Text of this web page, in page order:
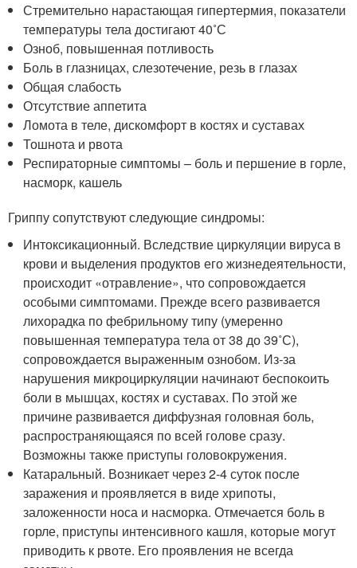
Стремительно нарастающая гипертермия, показатели
температуры тела достигают 40˚С
Озноб, повышенная потливость
Боль в глазницах, слезотечение, резь в глазах
Общая слабость
Отсутствие аппетита
Ломота в теле, дискомфорт в костях и суставах
Тошнота и рвота
Респираторные симптомы – боль и першение в горле,
насморк, кашель
Гриппу сопутствуют следующие синдромы:
Интоксикационный. Вследствие циркуляции вируса в
крови и выделения продуктов его жизнедеятельности,
происходит «отравление», что сопровождается
особыми симптомами. Прежде всего развивается
лихорадка по фебрильному типу (умеренно
повышенная температура тела от 38 до 39˚С),
сопровождается выраженным ознобом. Из-за
нарушения микроциркуляции начинают беспокоить
боли в мышцах, костях и суставах. По этой же
причине развивается диффузная головная боль,
распространяющаяся по всей голове сразу.
Возможны также приступы головокружения.
Катаральный. Возникает через 2-4 суток после
заражения и проявляется в виде хрипоты,
заложенности носа и насморка. Отмечается боль в
горле, приступы интенсивного кашля, которые могут
приводить к рвоте. Его проявления не всегда